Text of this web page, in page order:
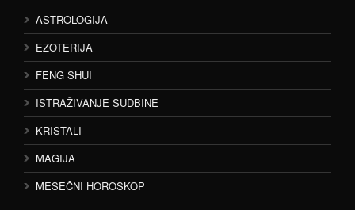
ASTROLOGIJA
EZOTERIJA
FENG SHUI
ISTRAŽIVANJE SUDBINE
KRISTALI
MAGIJA
MESEČNI HOROSKOP